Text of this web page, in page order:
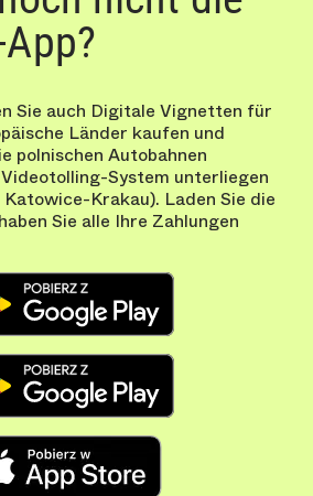
Sie auch Digitale Vignetten für
Länder kaufen und
polnischen Autobahnen
System unterliegen
Katowice-Krakau). Laden Sie die
Sie alle Ihre Zahlungen